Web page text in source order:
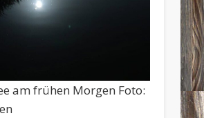
am frühen Morgen Foto: